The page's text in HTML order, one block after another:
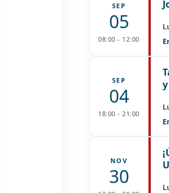
SEP
05
08:00 - 12:00
SEP
04
18:00 - 21:00
NOV
30